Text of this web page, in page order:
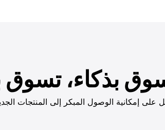
بذكاء، تسوق
على إمكانية الوصول المبكر إلى المنتجات